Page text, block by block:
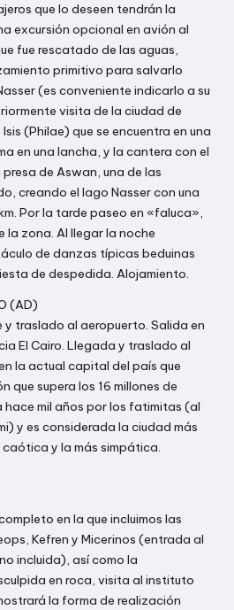
que lo deseen tendrán la
excursión opcional en avión al
fue rescatado de las aguas,
primitivo para salvarlo
(es conveniente indicarlo a su
visita de la ciudad de
(Philae) que se encuentra en una
en una lancha, y la cantera con el
de Aswan, una de las
creando el lago Nasser con una
Por la tarde paseo en «faluca»,
la zona. Al llegar la noche
de danzas típicas beduinas
de despedida. Alojamiento.
(AD)
y traslado al aeropuerto. Salida en
El Cairo. Llegada y traslado al
la actual capital del país que
que supera los 16 millones de
mil años por los fatimitas (al
y es considerada la ciudad más
y la más simpática.
en la que incluimos las
Kefren y Micerinos (entrada al
incluida), así como la
en roca, visita al instituto
la forma de realización